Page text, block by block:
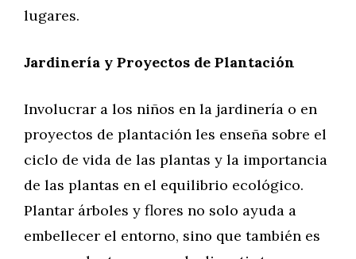
lugares.
Jardinería y Proyectos de Plantación
Involucrar a los niños en la jardinería o en
proyectos de plantación les enseña sobre el
ciclo de vida de las plantas y la importancia
de las plantas en el equilibrio ecológico.
Plantar árboles y flores no solo ayuda a
embellecer el entorno, sino que también es